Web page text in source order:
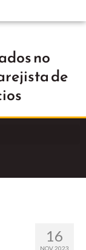
no
de
16
NOV 2023